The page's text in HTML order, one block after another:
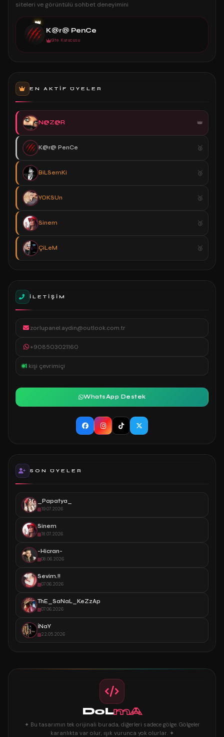
siteleri ve görüntülü sohbet deneyimini
👑
K@r@ PenCe
Site Kurucusu
EN AKTIF ÜYELER
N@Z@R
K@r@ PenCe
BiLSemKi
YOKSUn
Sinem
ÇiLeM
İLETIŞIM
zorlupanel.aydin@outlook.com.tr
+908503021160
1 kişi çevrimiçi
WhatsApp Destek
SON ÜYELER
_Papatya_
19.07.2026
Sinem
18.07.2026
-Hicran-
08.06.2026
Sevim.!!
07.06.2026
ThE_SaNaL_KeZzAp
07.06.2026
İNaY
22.05.2026
DoLmA
✦ Bu tasarımın tek orijinali burada, diğerleri sadece gölge. Gölgeler
karanlıkta var olur, ışık vurunca yok olurlar. ✦